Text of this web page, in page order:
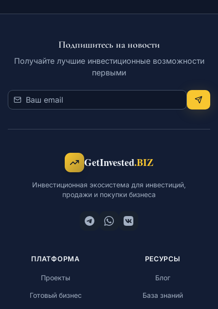
Подпишитесь на новости
Получайте лучшие инвестиционные возможности
первыми
GetInvested.BIZ
Инвестиционная экосистема для инвестиций,
продажи и покупки бизнеса
ПЛАТФОРМА
Проекты
Готовый бизнес
РЕСУРСЫ
Блог
База знаний